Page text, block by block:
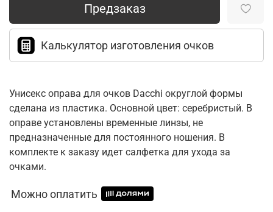
Предзаказ
Калькулятор изготовления очков
Унисекс оправа для очков Dacchi округлой формы
сделана из пластика. Основной цвет: серебристый. В
оправе установлены временные линзы, не
предназначенные для постоянного ношения. В
комплекте к заказу идет салфетка для ухода за
очками.
Можно оплатить